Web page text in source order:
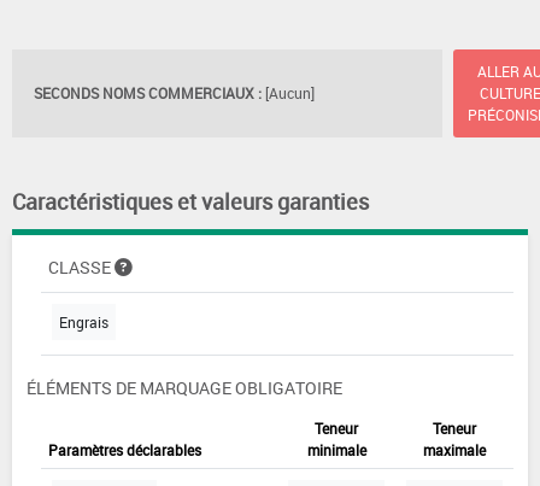
SECONDS NOMS COMMERCIAUX : [Aucun]
ALLER
Caractéristiques et valeurs garanties
CLASSE
Engrais
ÉLÉMENTS DE MARQUAGE OBLIGATOIRE
Paramètres déclarables
Teneur
minimale
Teneur
maximale